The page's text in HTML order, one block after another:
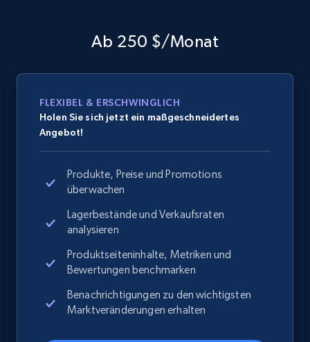
Ab 250 $/Monat
FLEXIBEL & ERSCHWINGLICH
Holen Sie sich jetzt ein maßgeschneidertes
Angebot!
Produkte, Preise und Promotions
überwachen
Lagerbestände und Verkaufsraten
analysieren
Produktseiteninhalte, Metriken und
Bewertungen benchmarken
Benachrichtigungen zu den wichtigsten
Marktveränderungen erhalten